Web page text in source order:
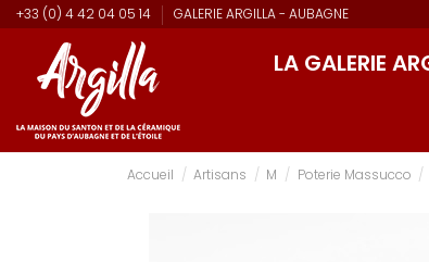
+33 (0) 4 42 04 05 14 GALERIE ARGILLA - AUBAGNE
LA GALERIE
Accueil Artisans M Poterie Massucco